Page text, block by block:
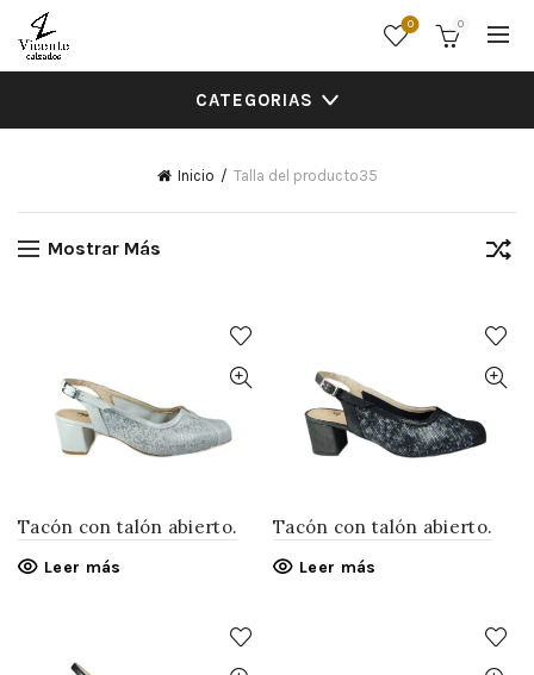
0 0
CATEGORIAS
Inicio Talla del producto35
Mostrar Más
Tacón con talón abierto.
Leer más
Tacón con talón abierto.
Leer más